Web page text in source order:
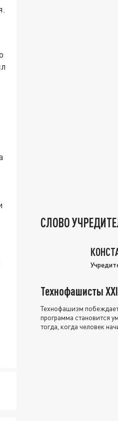
СЛОВО
Технофашисты
Технофашизм
программа становится
тогда, когда человек